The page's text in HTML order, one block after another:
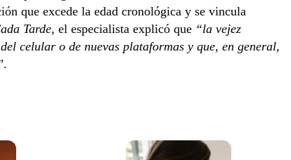
que excede la edad cronológica y se vincula
Tarde, el especialista explicó que “la vejez
celular o de nuevas plataformas y que, en general,
.